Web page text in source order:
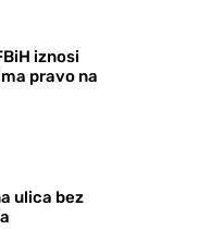
iznosi
pravo na
ulica bez